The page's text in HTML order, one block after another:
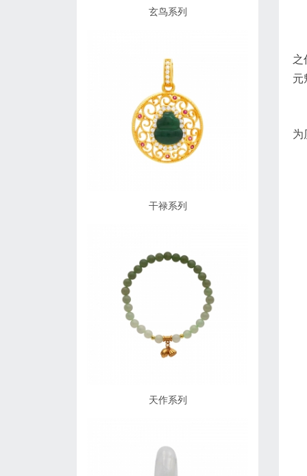
之
元
为
玄鸟系列
干禄系列
天作系列